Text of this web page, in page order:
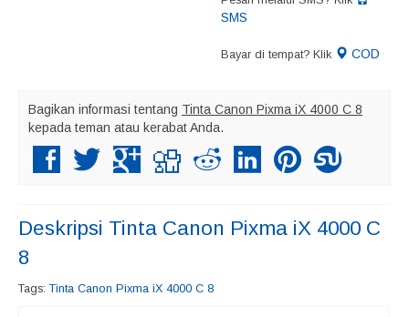
SMS
Bayar di tempat? Klik COD
Bagikan informasi tentang Tinta Canon Pixma iX 4000 C 8
kepada teman atau kerabat Anda.
Deskripsi Tinta Canon Pixma iX 4000 C
8
Tags:Tinta Canon Pixma iX 4000 C 8